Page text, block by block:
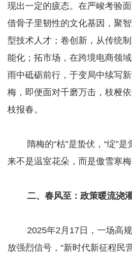
现出一定的疲态。在严峻考验
借骨子里韧性的文化基因，聚
型技术人才；卷创新，从传统
能化；拓市场，在跨境电商领
雨中砥砺前行，于变局中续写
梅，即便面对千磨万击，枝桠
枝报春。
隋梅的“枯”是蛰伏，“绽”
来不是温室花朵，而是傲雪寒梅
二、春风至：政策暖流浇
2025年2月17日，一场高规
放强烈信号，“新时代新征程民